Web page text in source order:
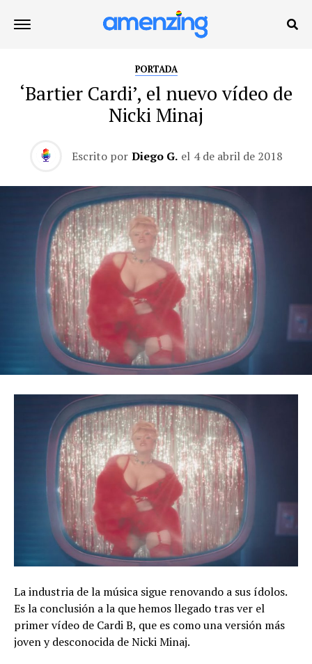
PORTADA
‘Bartier Cardi’, el nuevo vídeo de
Nicki Minaj
Escrito por Diego G. el 4 de abril de 2018
La industria de la música sigue renovando a sus ídolos.
Es la conclusión a la que hemos llegado tras ver el
primer vídeo de Cardi B, que es como una versión más
joven y desconocida de Nicki Minaj.